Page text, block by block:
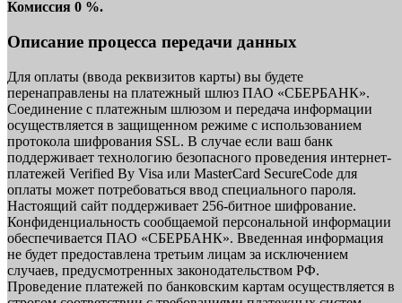
Комиссия 0 %.
Описание процесса передачи данных
Для оплаты (ввода реквизитов карты) вы будете
перенаправлены на платежный шлюз ПАО «СБЕРБАНК».
Соединение с платежным шлюзом и передача информации
осуществляется в защищенном режиме с использованием
протокола шифрования SSL. В случае если ваш банк
поддерживает технологию безопасного проведения интернет-
платежей Verified By Visa или MasterCard SecureCode для
оплаты может потребоваться ввод специального пароля.
Настоящий сайт поддерживает 256-битное шифрование.
Конфиденциальность сообщаемой персональной информации
обеспечивается ПАО «СБЕРБАНК». Введенная информация
не будет предоставлена третьим лицам за исключением
случаев, предусмотренных законодательством РФ.
Проведение платежей по банковским картам осуществляется в